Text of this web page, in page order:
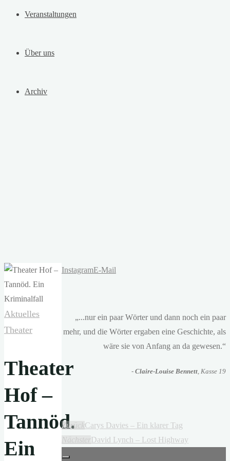
Veranstaltungen
Über uns
Archiv
Aktuelles
Theater
Theater
Hof –
Tannöd.
Ein
InstagramE-Mail
„...nur ein paar Wörter und dann noch ein paar
mehr, und die Wörter ergaben eine Geschichte, als
wäre sie von Anfang an da gewesen.“
- Claire-Louise Bennett, Kasse 19
ZurückCarys Davies – Ein klarer Tag
NächsterDavid Lynch – Lost Highway